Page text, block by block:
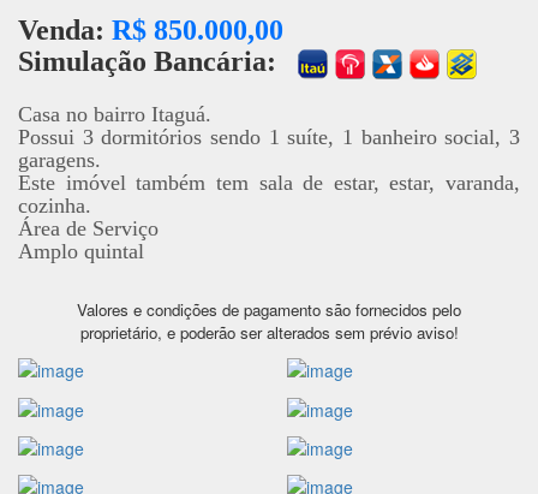
Venda: R$ 850.000,00
Simulação Bancária:
Casa no bairro Itaguá.
Possui 3 dormitórios sendo 1 suíte, 1 banheiro social, 3
garagens.
Este imóvel também tem sala de estar, estar, varanda,
cozinha.
Área de Serviço
Amplo quintal
Valores e condições de pagamento são fornecidos pelo
proprietário, e poderão ser alterados sem prévio aviso!